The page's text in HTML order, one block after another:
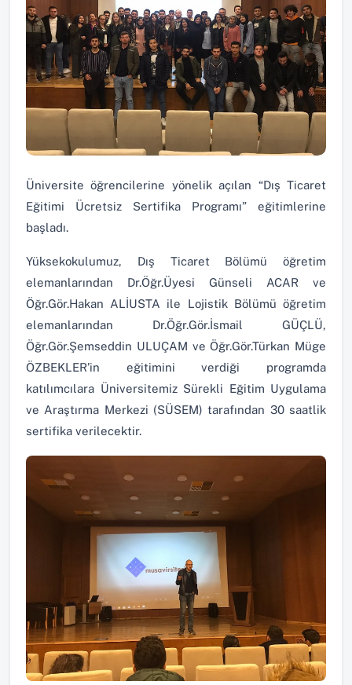
Üniversite öğrencilerine yönelik açılan “Dış Ticaret
Eğitimi Ücretsiz Sertifika Programı” eğitimlerine
başladı.
Yüksekokulumuz, Dış Ticaret Bölümü öğretim
elemanlarından Dr.Öğr.Üyesi Günseli ACAR ve
Öğr.Gör.Hakan ALİUSTA ile Lojistik Bölümü öğretim
elemanlarından Dr.Öğr.Gör.İsmail GÜÇLÜ,
Öğr.Gör.Şemseddin ULUÇAM ve Öğr.Gör.Türkan Müge
ÖZBEKLER’in eğitimini verdiği programda
katılımcılara Üniversitemiz Sürekli Eğitim Uygulama
ve Araştırma Merkezi (SÜSEM) tarafından 30 saatlik
sertifika verilecektir.